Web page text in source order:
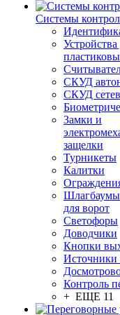
Системы
СКУД
СКУД
Замки и
защелки
Турникеты
Калитки
Шлагбаумы
для ворот
Светофоры
Доводчики
Кнопки
Источники
Контроль
+ ЕЩЕ 11